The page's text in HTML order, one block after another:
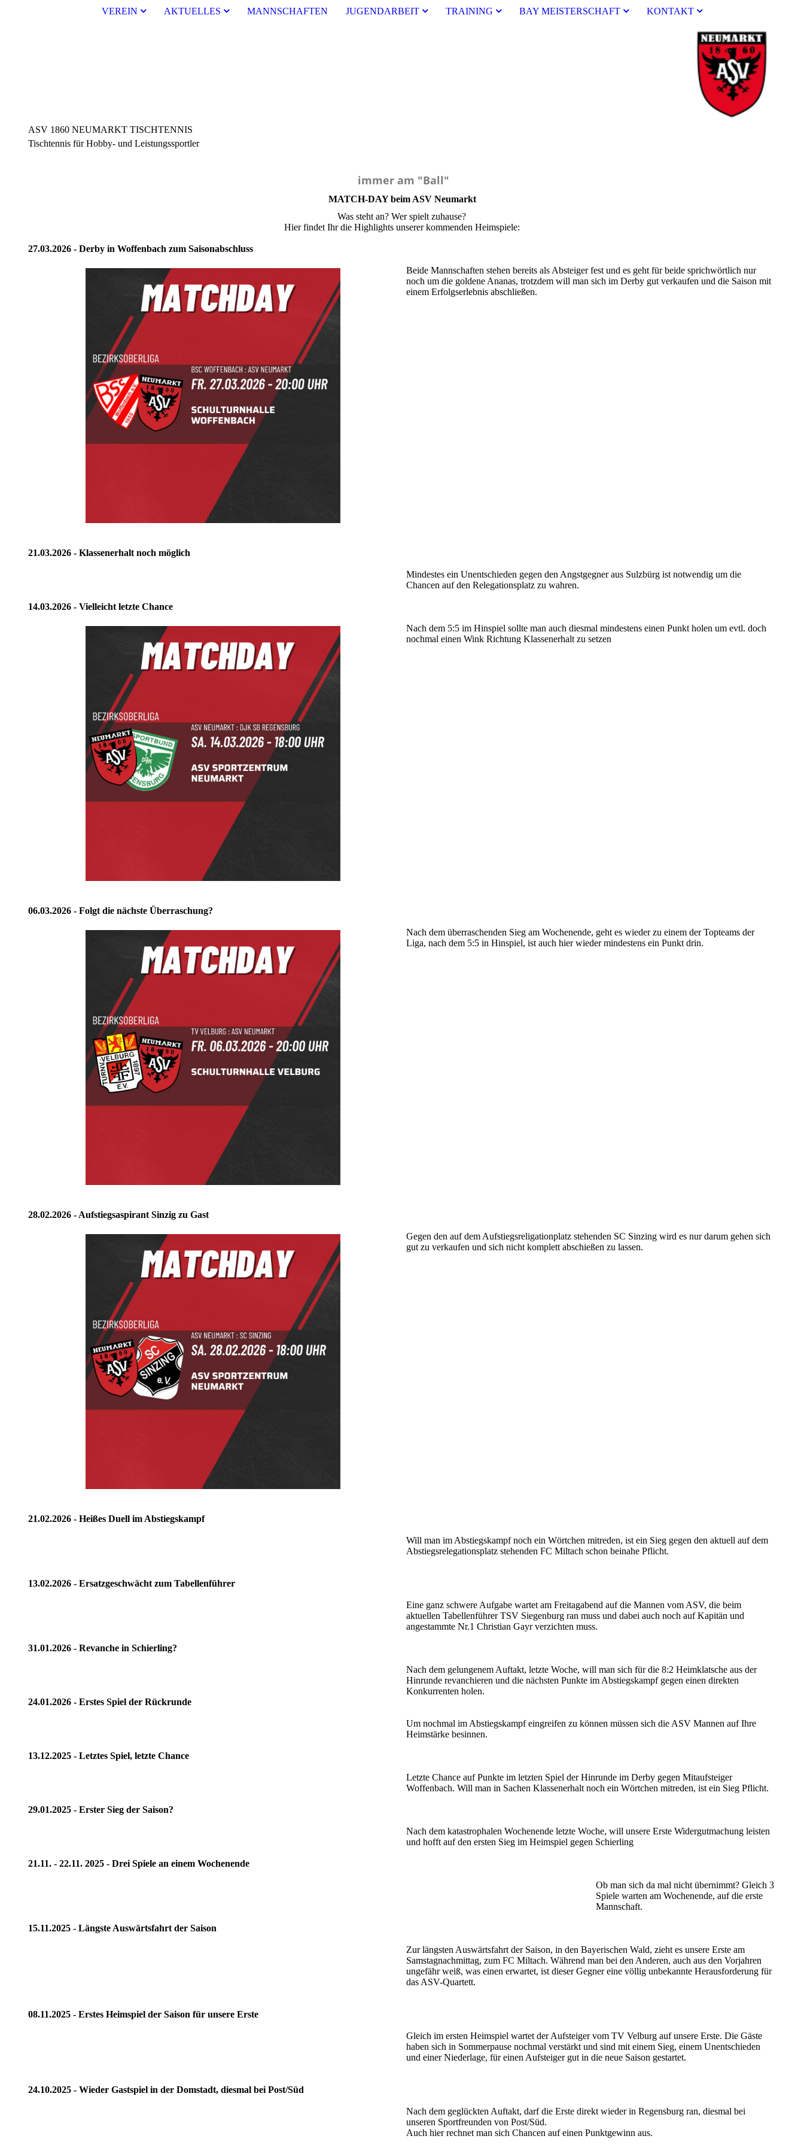
VEREIN AKTUELLES MANNSCHAFTEN JUGENDARBEIT TRAINING BAY MEISTERSCHAFT KONTAKT
ASV 1860 NEUMARKT TISCHTENNIS
Tischtennis für Hobby- und Leistungssportler
immer am "Ball"
MATCH-DAY beim ASV Neumarkt
Was steht an? Wer spielt zuhause?
Hier findet Ihr die Highlights unserer kommenden Heimspiele:
27.03.2026 - Derby in Woffenbach zum Saisonabschluss
Beide Mannschaften stehen bereits als Absteiger fest und es geht für beide sprichwörtlich nur
noch um die goldene Ananas, trotzdem will man sich im Derby gut verkaufen und die Saison mit
einem Erfolgserlebnis abschließen.
21.03.2026 - Klassenerhalt noch möglich
Mindestes ein Unentschieden gegen den Angstgegner aus Sulzbürg ist notwendig um die
Chancen auf den Relegationsplatz zu wahren.
14.03.2026 - Vielleicht letzte Chance
Nach dem 5:5 im Hinspiel sollte man auch diesmal mindestens einen Punkt holen um evtl. doch
nochmal einen Wink Richtung Klassenerhalt zu setzen
06.03.2026 - Folgt die nächste Überraschung?
Nach dem überraschenden Sieg am Wochenende, geht es wieder zu einem der Topteams der
Liga, nach dem 5:5 in Hinspiel, ist auch hier wieder mindestens ein Punkt drin.
28.02.2026 - Aufstiegsaspirant Sinzig zu Gast
Gegen den auf dem Aufstiegsreligationplatz stehenden SC Sinzing wird es nur darum gehen sich
gut zu verkaufen und sich nicht komplett abschießen zu lassen.
21.02.2026 - Heißes Duell im Abstiegskampf
Will man im Abstiegskampf noch ein Wörtchen mitreden, ist ein Sieg gegen den aktuell auf dem
Abstiegsrelegationsplatz stehenden FC Miltach schon beinahe Pflicht.
13.02.2026 - Ersatzgeschwächt zum Tabellenführer
Eine ganz schwere Aufgabe wartet am Freitagabend auf die Mannen vom ASV, die beim
aktuellen Tabellenführer TSV Siegenburg ran muss und dabei auch noch auf Kapitän und
angestammte Nr.1 Christian Gayr verzichten muss.
31.01.2026 - Revanche in Schierling?
Nach dem gelungenem Auftakt, letzte Woche, will man sich für die 8:2 Heimklatsche aus der
Hinrunde revanchieren und die nächsten Punkte im Abstiegskampf gegen einen direkten
Konkurrenten holen.
24.01.2026 - Erstes Spiel der Rückrunde
Um nochmal im Abstiegskampf eingreifen zu können müssen sich die ASV Mannen auf Ihre
Heimstärke besinnen.
13.12.2025 - Letztes Spiel, letzte Chance
Letzte Chance auf Punkte im letzten Spiel der Hinrunde im Derby gegen Mitaufsteiger
Woffenbach. Will man in Sachen Klassenerhalt noch ein Wörtchen mitreden, ist ein Sieg Pflicht.
29.01.2025 - Erster Sieg der Saison?
Nach dem katastrophalen Wochenende letzte Woche, will unsere Erste Widergutmachung leisten
und hofft auf den ersten Sieg im Heimspiel gegen Schierling
21.11. - 22.11. 2025 - Drei Spiele an einem Wochenende
Ob man sich da mal nicht übernimmt? Gleich 3
Spiele warten am Wochenende, auf die erste
Mannschaft.
15.11.2025 - Längste Auswärtsfahrt der Saison
Zur längsten Auswärtsfahrt der Saison, in den Bayerischen Wald, zieht es unsere Erste am
Samstagnachmittag, zum FC Miltach. Während man bei den Anderen, auch aus den Vorjahren
ungefähr weiß, was einen erwartet, ist dieser Gegner eine völlig unbekannte Herausforderung für
das ASV-Quartett.
08.11.2025 - Erstes Heimspiel der Saison für unsere Erste
Gleich im ersten Heimspiel wartet der Aufsteiger vom TV Velburg auf unsere Erste. Die Gäste
haben sich in Sommerpause nochmal verstärkt und sind mit einem Sieg, einem Unentschieden
und einer Niederlage, für einen Aufsteiger gut in die neue Saison gestartet.
24.10.2025 - Wieder Gastspiel in der Domstadt, diesmal bei Post/Süd
Nach dem geglückten Auftakt, darf die Erste direkt wieder in Regensburg ran, diesmal bei
unseren Sportfreunden von Post/Süd.
Auch hier rechnet man sich Chancen auf einen Punktgewinn aus.